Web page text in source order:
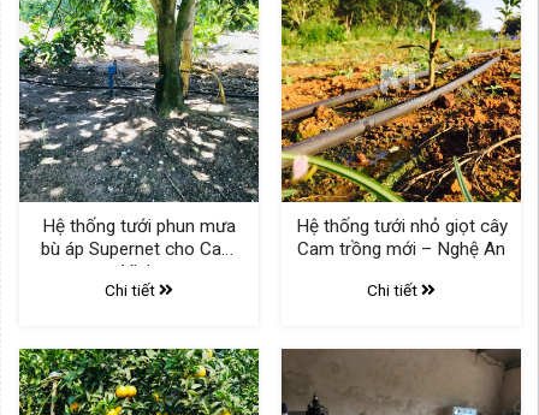
Hệ thống tưới phun mưa
bù áp Supernet cho Cam
Vinh
Chi tiết
Hệ thống tưới nhỏ giọt cây
Cam trồng mới – Nghệ An
Chi tiết